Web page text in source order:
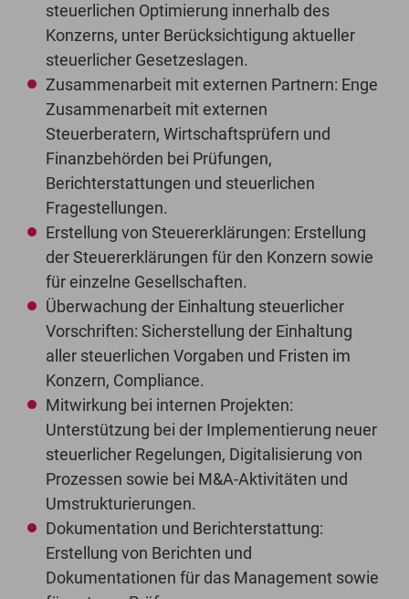
steuerlichen Optimierung innerhalb des
Konzerns, unter Berücksichtigung aktueller
steuerlicher Gesetzeslagen.
Zusammenarbeit mit externen Partnern: Enge
Zusammenarbeit mit externen
Steuerberatern, Wirtschaftsprüfern und
Finanzbehörden bei Prüfungen,
Berichterstattungen und steuerlichen
Fragestellungen.
Erstellung von Steuererklärungen: Erstellung
der Steuererklärungen für den Konzern sowie
für einzelne Gesellschaften.
Überwachung der Einhaltung steuerlicher
Vorschriften: Sicherstellung der Einhaltung
aller steuerlichen Vorgaben und Fristen im
Konzern, Compliance.
Mitwirkung bei internen Projekten:
Unterstützung bei der Implementierung neuer
steuerlicher Regelungen, Digitalisierung von
Prozessen sowie bei M&A-Aktivitäten und
Umstrukturierungen.
Dokumentation und Berichterstattung:
Erstellung von Berichten und
Dokumentationen für das Management sowie